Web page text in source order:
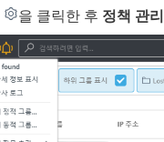
을 클릭한 후 정책 관리